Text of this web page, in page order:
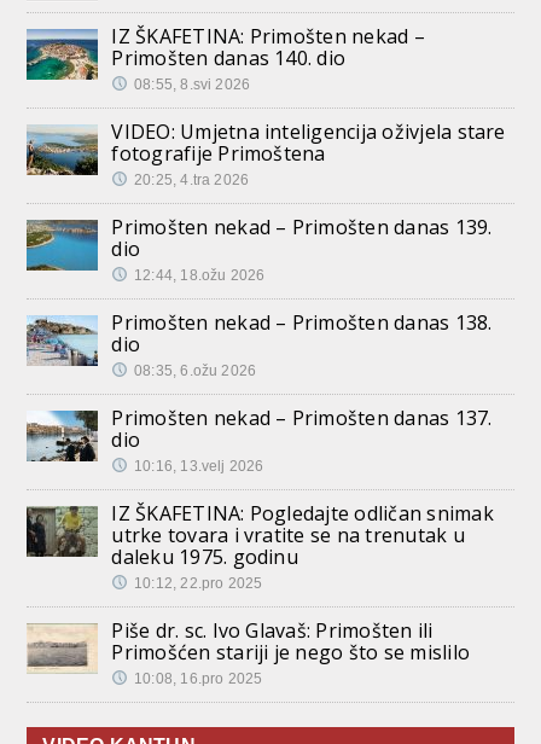
IZ ŠKAFETINA: Primošten nekad –
Primošten danas 140. dio
08:55, 8.svi 2026
VIDEO: Umjetna inteligencija oživjela stare
fotografije Primoštena
20:25, 4.tra 2026
Primošten nekad – Primošten danas 139.
dio
12:44, 18.ožu 2026
Primošten nekad – Primošten danas 138.
dio
08:35, 6.ožu 2026
Primošten nekad – Primošten danas 137.
dio
10:16, 13.velj 2026
IZ ŠKAFETINA: Pogledajte odličan snimak
utrke tovara i vratite se na trenutak u
daleku 1975. godinu
10:12, 22.pro 2025
Piše dr. sc. Ivo Glavaš: Primošten ili
Primošćen stariji je nego što se mislilo
10:08, 16.pro 2025